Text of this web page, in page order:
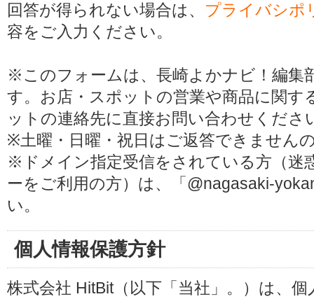
回答が得られない場合は、 プライバシポ
容をご入力ください。
※このフォームは、長崎よかナビ！編集
す。お店・スポットの営業や商品に関す
ットの連絡先に直接お問い合わせくださ
※土曜・日曜・祝日はご返答できません
※ドメイン指定受信をされている方（迷
ーをご利用の方）は、「@nagasaki-
い。
個人情報保護方針
株式会社 HitBit（以下「当社」。）は、